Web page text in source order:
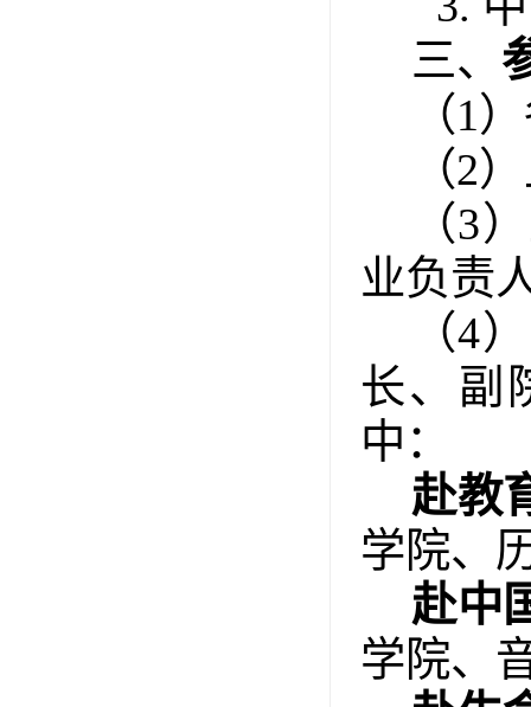
三、
（1）
（2）
（3）
业负责
（4）
长、副
中：
赴教
学院、
赴中
学院、